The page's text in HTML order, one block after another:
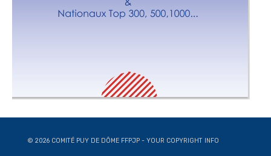
© 2026 COMITÉ PUY DE DÔME FFPJP - YOUR COPYRIGHT INFO